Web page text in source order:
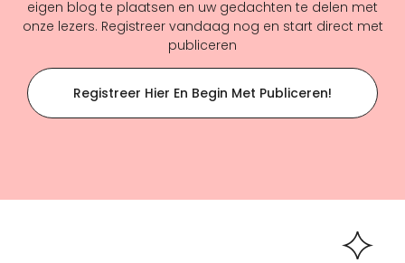
eigen blog te plaatsen en uw gedachten te delen met
onze lezers. Registreer vandaag nog en start direct met
publiceren
Registreer Hier En Begin Met Publiceren!